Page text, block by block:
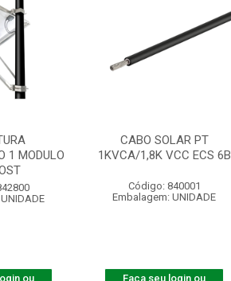
1 MODULO
ou
CABO SOLAR PT
1KVCA/1,8K VCC ECS 6B
Código: 840001
Embalagem: UNIDADE
Faça seu login ou